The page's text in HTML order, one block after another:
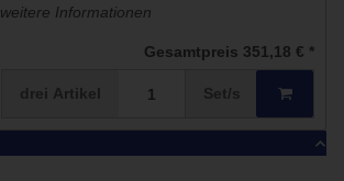
weitere Informationen
Gesamtpreis 351,18 € *
drei Artikel Set/s